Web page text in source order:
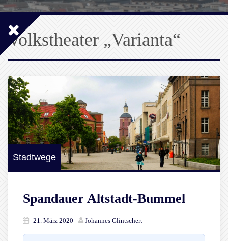
Volkstheater „Varianta“
Stadtwege
Spandauer Altstadt-Bummel
21. März 2020 Johannes Glintschert